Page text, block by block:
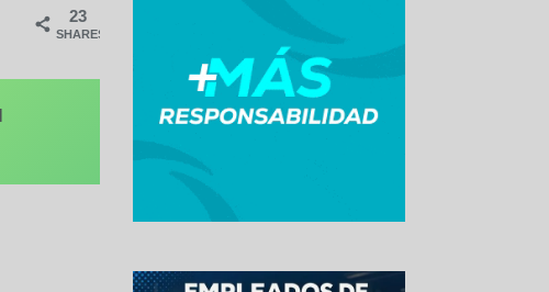
23
SHARES